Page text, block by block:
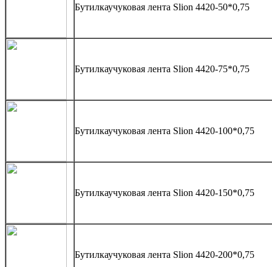
Бутилкаучуковая лента Slion 4420-50*0,75
Бутилкаучуковая лента Slion 4420-75*0,75
Бутилкаучуковая лента Slion 4420-100*0,75
Бутилкаучуковая лента Slion 4420-150*0,75
Бутилкаучуковая лента Slion 4420-200*0,75